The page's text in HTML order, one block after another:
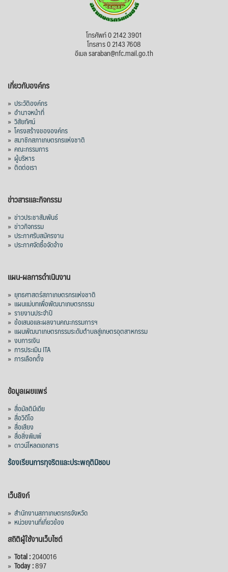
โทรศัพท์ 0 2142 3901
โทรสาร 0 2143 7608
อีเมล saraban@nfc.mail.go.th
เกี่ยวกับองค์กร
» ประวัติองค์กร
» อำนาจหน้าที่
» วิสัยทัศน์
» โครงสร้างขององค์กร
» สมาชิกสภาเกษตรกรแห่งชาติ
» คณะกรรมการ
» ผู้บริหาร
» ติดต่อเรา
ข่าวสารและกิจกรรม
» ข่าวประชาสัมพันธ์
» ข่าวกิจกรรม
» ประกาศรับสมัครงาน
» ประกาศจัดซื้อจัดจ้าง
แผน-ผลการดำเนินงาน
» ยุทธศาสตร์สภาเกษตรกรแห่งชาติ
» แผนแม่บทเพื่อพัฒนาเกษตรกรรม
» รายงานประจำปี
» ข้อเสนอและผลงานคณะกรรมการฯ
» แผนพัฒนาเกษตรกรรมระดับตำบลสู่เกษตรอุตสาหกรรม
» งบการเงิน
» การประเมิน ITA
» การเลือกตั้ง
ข้อมูลเผยแพร่
» สื่อมัลติมีเดีย
» สื่อวิดีโอ
» สื่อเสียง
» สื่อสิ่งพิมพ์
» ดาวน์โหลดเอกสาร
ร้องเรียนการทุจริตและประพฤติมิชอบ
เว็บลิงก์
» สำนักงานสภาเกษตรกรจังหวัด
» หน่วยงานที่เกี่ยวข้อง
สถิติผู้ใช้งานเว็บไซต์
» Total :2040016
» Today :897